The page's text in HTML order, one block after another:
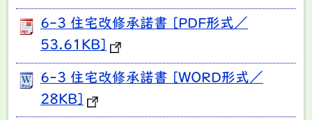
6-3 住宅改修承諾書 [PDF形式／
53.61KB]
6-3 住宅改修承諾書 [WORD形式／
28KB]